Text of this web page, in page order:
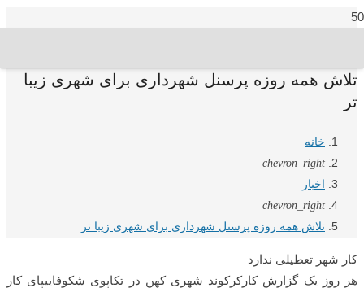
تلاش همه روزه پرسنل شهرداری برای شهری زیبا
تر
خانه
chevron_right
اخبار
chevron_right
تلاش همه روزه پرسنل شهرداری برای شهری زیبا تر
کار شهر تعطیلی ندارد
هر روز یک گزارش کارکرکوند شهری کهن در تکاپوی شکوفاییپای کار